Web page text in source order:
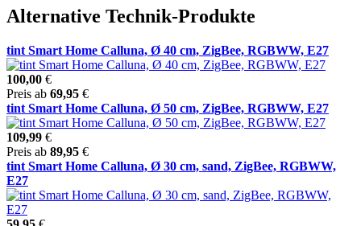
Alternative Technik-Produkte
tint Smart Home Calluna, Ø 40 cm, ZigBee, RGBWW, E27
100,00 €
Preis ab 69,95 €
tint Smart Home Calluna, Ø 50 cm, ZigBee, RGBWW, E27
109,99 €
Preis ab 89,95 €
tint Smart Home Calluna, Ø 30 cm, sand, ZigBee, RGBWW,
E27